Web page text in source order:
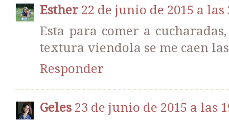
Esther 22 de junio de 2015 a las
Esta para comer a
textura viendola se me caen
Responder
Geles 23 de junio de 2015 a las